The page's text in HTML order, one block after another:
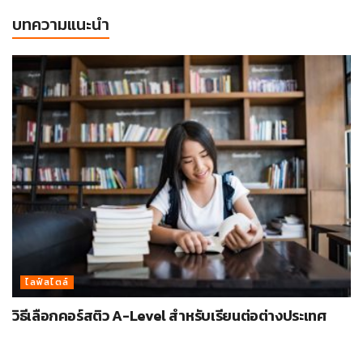
บทความแนะนำ
ไลฟ์สไตล์
วิธีเลือกคอร์สติว A-Level สำหรับเรียนต่อต่างประเทศ